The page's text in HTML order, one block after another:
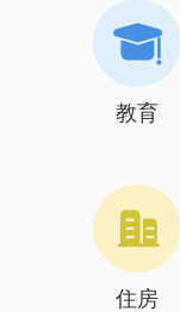
教育
住房